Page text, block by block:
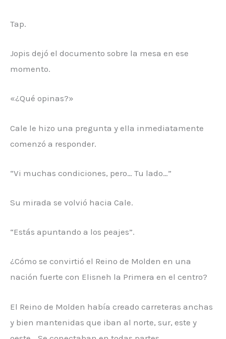
Tap.
Jopis dejó el documento sobre la mesa en ese
momento.
«¿Qué opinas?»
Cale le hizo una pregunta y ella inmediatamente
comenzó a responder.
“Vi muchas condiciones, pero… Tu lado…”
Su mirada se volvió hacia Cale.
“Estás apuntando a los peajes”.
¿Cómo se convirtió el Reino de Molden en una
nación fuerte con Elisneh la Primera en el centro?
El Reino de Molden había creado carreteras anchas
y bien mantenidas que iban al norte, sur, este y